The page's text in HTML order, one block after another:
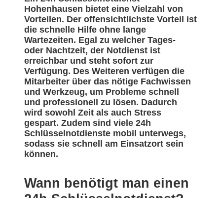
Hohenhausen bietet eine Vielzahl von
Vorteilen. Der offensichtlichste Vorteil ist
die schnelle Hilfe ohne lange
Wartezeiten. Egal zu welcher Tages-
oder Nachtzeit, der Notdienst ist
erreichbar und steht sofort zur
Verfügung. Des Weiteren verfügen die
Mitarbeiter über das nötige Fachwissen
und Werkzeug, um Probleme schnell
und professionell zu lösen. Dadurch
wird sowohl Zeit als auch Stress
gespart. Zudem sind viele 24h
Schlüsselnotdienste mobil unterwegs,
sodass sie schnell am Einsatzort sein
können.
Wann benötigt man einen